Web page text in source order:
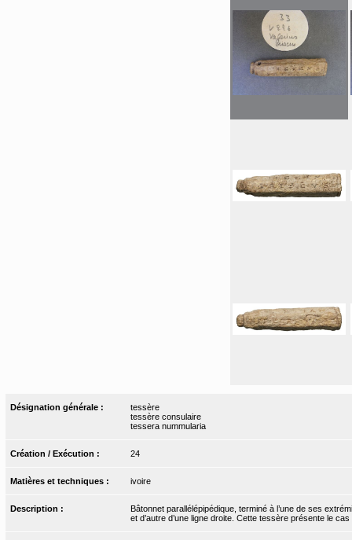
Désignation générale :
tessère
tessère consulaire
tessera nummularia
Création / Exécution : 24
Matières et techniques : ivoire
Description :
Bâtonnet parallélépipédique, terminé à l’une de ses
et d’autre d’une ligne droite. Cette tessère présente le